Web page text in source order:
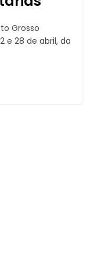
Grosso
e 28 de abril, da